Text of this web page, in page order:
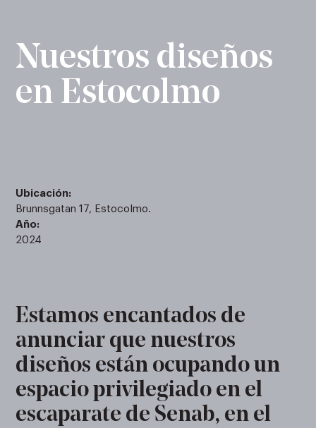
Nuestros diseños
en Estocolmo
Ubicación:
Brunnsgatan 17, Estocolmo.
Año:
2024
Estamos encantados de
anunciar que nuestros
diseños están ocupando un
espacio privilegiado en el
escaparate de Senab, en el